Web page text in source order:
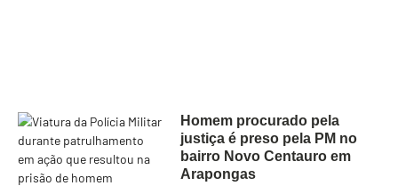
Homem procurado pela
justiça é preso pela PM no
bairro Novo Centauro em
Arapongas